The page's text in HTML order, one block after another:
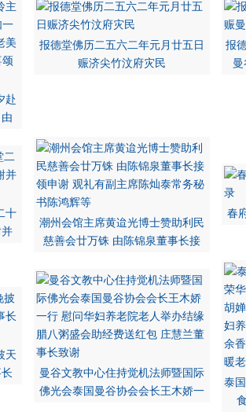
赴
报德堂佛历二五六二年元月廿五日
赈济尖竹汶府灾民
报
十
潮州会馆主席黄迨光博士赞助利民
慈善会廿万铢 由陈锦泉董事长接
春
天
曼谷文教中心住持觉机法师暨国际
佛光会泰国曼谷协会会长王木娇一
泰